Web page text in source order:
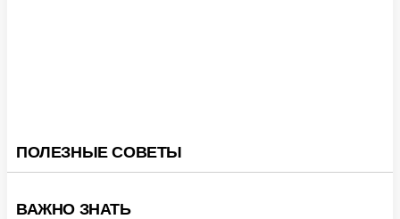
ПОЛЕЗНЫЕ СОВЕТЫ
ВАЖНО ЗНАТЬ